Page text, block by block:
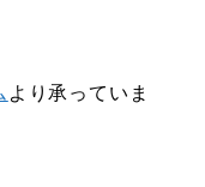
より承っていま